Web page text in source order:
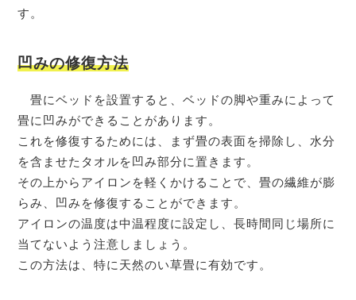
す。
凹みの修復方法
畳にベッドを設置すると、ベッドの脚や重みによって
畳に凹みができることがあります。
これを修復するためには、まず畳の表面を掃除し、水分
を含ませたタオルを凹み部分に置きます。
その上からアイロンを軽くかけることで、畳の繊維が膨
らみ、凹みを修復することができます。
アイロンの温度は中温程度に設定し、長時間同じ場所に
当てないよう注意しましょう。
この方法は、特に天然のい草畳に有効です。